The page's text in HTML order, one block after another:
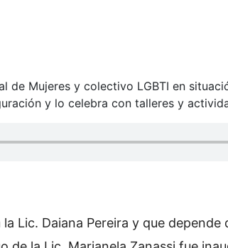
de Mujeres y colectivo LGBTI en
y lo celebra con talleres y
Lic. Daiana Pereira y que depende